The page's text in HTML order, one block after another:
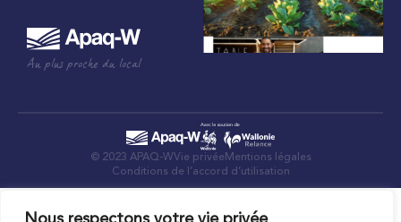
Au plus proche du local
© 2023 APAQ-WVie privée Mentions légales
Conditions de l’accord d’utilisation